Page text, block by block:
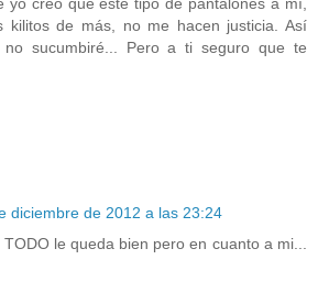
kilitos de más, no me hacen justicia. Así
sucumbiré... Pero a ti seguro que te
diciembre de 2012 a las 23:24
le queda bien pero en cuanto a mi...